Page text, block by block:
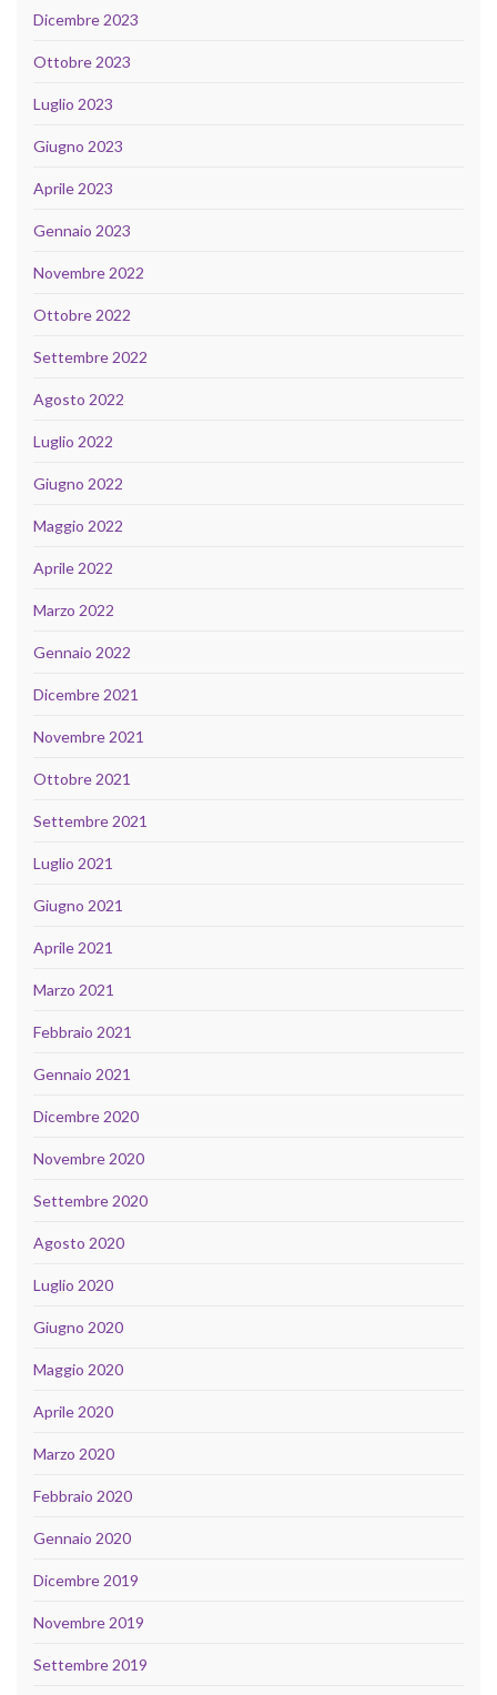
Dicembre 2023
Ottobre 2023
Luglio 2023
Giugno 2023
Aprile 2023
Gennaio 2023
Novembre 2022
Ottobre 2022
Settembre 2022
Agosto 2022
Luglio 2022
Giugno 2022
Maggio 2022
Aprile 2022
Marzo 2022
Gennaio 2022
Dicembre 2021
Novembre 2021
Ottobre 2021
Settembre 2021
Luglio 2021
Giugno 2021
Aprile 2021
Marzo 2021
Febbraio 2021
Gennaio 2021
Dicembre 2020
Novembre 2020
Settembre 2020
Agosto 2020
Luglio 2020
Giugno 2020
Maggio 2020
Aprile 2020
Marzo 2020
Febbraio 2020
Gennaio 2020
Dicembre 2019
Novembre 2019
Settembre 2019